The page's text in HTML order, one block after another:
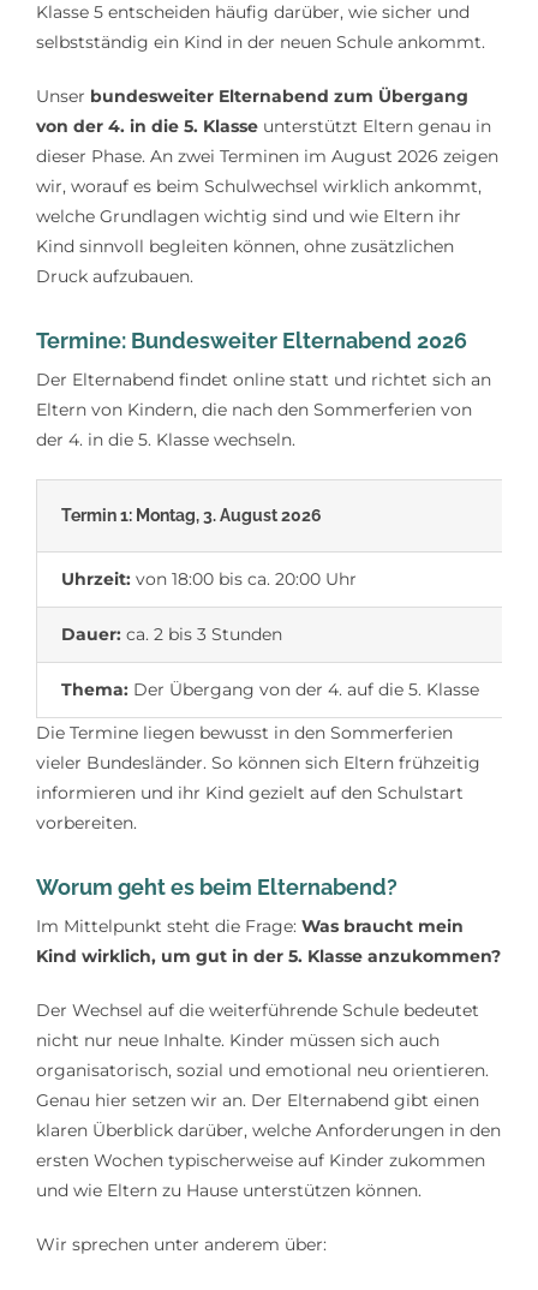
Klasse 5 entscheiden häufig darüber, wie sicher und
selbstständig ein Kind in der neuen Schule ankommt.
Unser bundesweiter Elternabend zum Übergang
von der 4. in die 5. Klasseunterstützt Eltern genau in
dieser Phase. An zwei Terminen im August 2026 zeigen
wir, worauf es beim Schulwechsel wirklich ankommt,
welche Grundlagen wichtig sind und wie Eltern ihr
Kind sinnvoll begleiten können, ohne zusätzlichen
Druck aufzubauen.
Termine: Bundesweiter Elternabend 2026
Der Elternabend findet online statt und richtet sich an
Eltern von Kindern, die nach den Sommerferien von
der 4. in die 5. Klasse wechseln.
Termin 1:Montag, 3. August 2026
Uhrzeit:von 18:00 bis ca. 20:00 Uhr
Dauer:ca. 2 bis 3 Stunden
Thema:Der Übergang von der 4. auf die 5. Klasse
Die Termine liegen bewusst in den Sommerferien
vieler Bundesländer. So können sich Eltern frühzeitig
informieren und ihr Kind gezielt auf den Schulstart
vorbereiten.
Worum geht es beim Elternabend?
Im Mittelpunkt steht die Frage: Was braucht mein
Kind wirklich, um gut in der 5. Klasse anzukommen?
Der Wechsel auf die weiterführende Schule bedeutet
nicht nur neue Inhalte. Kinder müssen sich auch
organisatorisch, sozial und emotional neu orientieren.
Genau hier setzen wir an. Der Elternabend gibt einen
klaren Überblick darüber, welche Anforderungen in den
ersten Wochen typischerweise auf Kinder zukommen
und wie Eltern zu Hause unterstützen können.
Wir sprechen unter anderem über: